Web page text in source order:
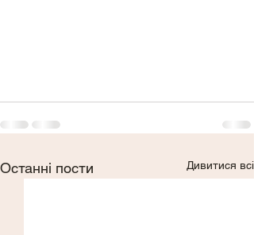
Останні пости Дивитися всі